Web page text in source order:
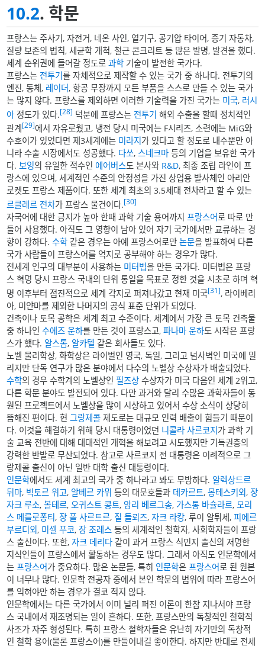
10.2. 학문
프랑스는 주사기, 자전거, 네온 사인, 열기구, 공기압 타이어, 증기 자동차,
질량 보존의 법칙, 세균학 개척, 철근 콘크리트 등 많은 발명, 발견을 했다.
세계 순위권에 들어갈 정도로과학 기술이 발전한 국가다.
프랑스는 전투기를 자체적으로 제작할 수 있는 국가 중 하나다. 전투기의
엔진, 동체, 레이더, 항공 무장까지 모든 부품을 스스로 만들 수 있는 국가
는 많지 않다. 프랑스를 제외하면 이러한 기술력을 가진 국가는 미국, 러시
아 정도가 있다.[28] 덕분에 프랑스는 전투기 해외 수출을 할때 정치적인
관계 [29]에서 자유로웠고, 냉전 당시 미국에는 F시리즈, 소련에는 MiG와
수호이가 있었다면 제3세계에는 미라지 가 있다고 할 정도로 내수뿐만 아
니라 수출 시장에서도 성공했다. 다쏘,스네크마 등의 기업을 보유한 국가
다.보잉의 유일한 적수인에어버스도 본사와 R&D, 최종 조립 라인이 프
랑스에 있으며, 세계적인 수준의 안정성을 가진 상업용 발사체인 아리안
로켓도 프랑스 제품이다. 또한 세계 최초의 3.5세대 전차라고 할 수 있는
르클레르 전차가 프랑스 물건이다.[30]
자국어에 대한 긍지가 높아 한때 과학 기술 용어까지프랑스어로 따로 만
들어 사용했다. 아직도 그 영향이 남아 있어 자기 국가에서만 교류하는 경
향이 강하다.수학 같은 경우는 아예 프랑스어로만논문을 발표하여 다른
국가 사람들이 프랑스어를 억지로 공부해야 하는 경우가 많다.
전세계 인구의 대부분이 사용하는 미터법을 만든 국가다. 미터법은 프랑
스 혁명 당시 프랑스 국내의 단위 통일을 목표로 정한 것을 시초로 하며 혁
명 이후부터 점진적으로 세계 각지로 퍼져나갔고 현재 미국[31], 라이베리
아, 미얀마를 제외한 나머지의 공식 표준 단위가 되었다.
건축이나 토목 공학은 세계 최고 수준이다. 세계에서 가장 큰 토목 건축물
중 하나인수에즈 운하를 만든 것이 프랑스고,파나마 운하도 시작은 프랑
스가 했다. 알스톰, 알카텔 같은 회사들도 있다.
노벨 물리학상, 화학상은 라이벌인 영국, 독일, 그리고 넘사벽인 미국에 밀
리지만 단독 연구가 많은 분야에서 다수의 노벨상 수상자가 배출되었다.
수학의 경우 수학계의 노벨상인 필즈상 수상자가 미국 다음인 세계 2위고,
다른 학문 분야도 발전되어 있다. 다만 과거와 달리 수많은 과학자들이 동
원된 프로젝트에서 노벨상을 많이 시상하고 있어서 수상 소식이 상당히
뜸해진 편이다. 현 그랑제콜 제도로는 대규모 인력 배출이 힘들기 때문이
다. 이것을 해결하기 위해 당시 대통령이었던 니콜라 사르코지가 과학 기
술 교육 전반에 대해 대대적인 개혁을 해보려고 시도했지만 기득권층의
강력한 반발로 무산되었다. 참고로 사르코지 전 대통령은 이례적으로 그
랑제콜 출신이 아닌 일반 대학 출신 대통령이다.
인문학에서도 세계 최고의 국가 중 하나라고 봐도 무방하다. 알렉상드르
뒤마, 빅토르 위고, 알베르 카뮈 등의 대문호들과 데카르트,몽테스키외,장
자크 루소,볼테르, 오귀스트 콩트, 앙리 베르그송, 가스통 바슐라르, 모리
스 메를로퐁티,장 폴 사르트르, 질 들뢰즈,자크 라캉, 루이 알튀세,피에르
부르디외, 미셸 푸코,장 조레스 등의 세계적인 철학자, 사회학자들이 프랑
스 출신이다. 또한,자크 데리다 같이 과거 프랑스 식민지 출신의 저명한
지식인들이 프랑스에서 활동하는 경우도 많다. 그래서 아직도 인문학에서
는 프랑스어가 중요하다. 많은 논문들, 특히 인문학은 프랑스어로 된 원본
이 너무나 많다. 인문학 전공자 중에서 본인 학문의 범위에 따라 프랑스어
를 익혀야만 하는 경우가 결코 적지 않다.
인문학에서는 다른 국가에서 이미 널리 퍼진 이론이 한참 지나서야 프랑
스 국내에서 재조명되는 일이 흔하다. 또한, 프랑스만의 독창적인 철학적
사조가 자주 형성된다. 특히 프랑스 철학자들은 유난히 자기만의 독창적
인 철학 용어(물론 프랑스어)를 만들어내길 좋아한다. 하지만 반대로 전세